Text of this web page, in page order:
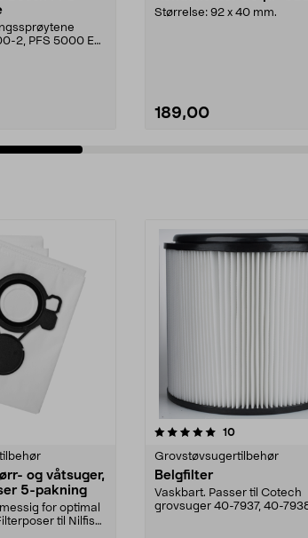
2, PFS 5000 E
Størrelse: 92 x 40 mm.
189,00
og våtsuger,
5-pakning
for optimal
til Nilfisk
5 stjerner 10anmeldelser
Grovstøvsugertilbehør
Belgfilter
Vaskbart. Passer til Cotech
grovsuger 40-7937, 40-
5.0av 5 stjerner